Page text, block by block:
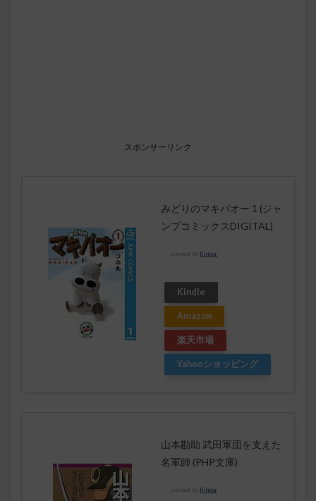
スポンサーリンク
みどりのマキバオー 1 (ジャ
ンプコミックスDIGITAL)
created by Rinker
Kindle
Amazon
楽天市場
Yahooショッピング
山本勘助 武田軍団を支えた
名軍師 (PHP文庫)
created by Rinker